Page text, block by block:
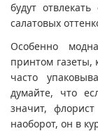
будут
салатовых
Особенно
принтом газеты,
часто
думайте, что
значит,
наоборот, он в